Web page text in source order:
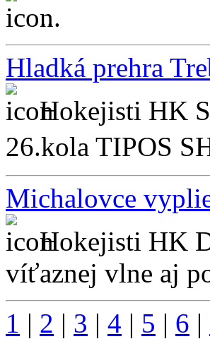
...
Hladká prehra
Hokejisti HK
26.kola TIPOS
Michalovce
Hokejisti HK
víťaznej vlne aj
1 | 2 | 3 | 4 | 5 | 6 |